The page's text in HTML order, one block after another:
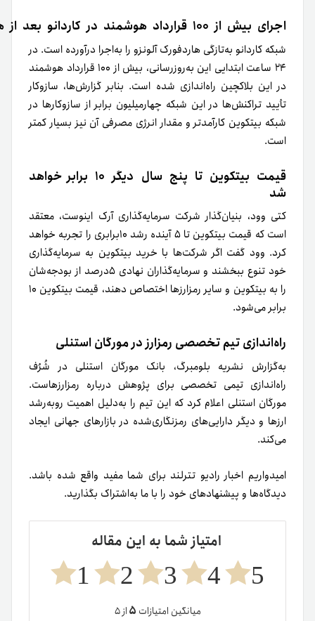
اجرای بیش از ۱۰۰ قرارداد هوشمند در کاردانو بعد از
شبکه کاردانو به‌تازگی هاردفورک آلونزو را به‌اجرا درآورده است. در
۲۴ ساعت ابتدایی این به‌روزرسانی، بیش از ۱۰۰ قرارداد هوشمند
در این بلاکچین راه‌اندازی شده است. بنابر گزارش‌ها، سازوکار
تأیید تراکنش‌ها در این شبکه چهارمیلیون برابر از سازوکارها در
شبکه بیتکوین کارآمدتر و مقدار انرژی مصرفی آن نیز بسیار کمتر
است.
قیمت بیتکوین تا پنج سال دیگر ۱۰ برابر خواهد
شد
کتی وود، بنیان‌گذار شرکت سرمایه‌گذاری آرک اینوست، معتقد
است که قیمت بیتکوین تا ۵ آینده رشد ۱۰برابری را تجربه خواهد
کرد. وود گفت اگر شرکت‌ها با خرید بیتکوین به سرمایه‌گذاری
خود تنوع ببخشند و سرمایه‌گذاران نهادی ۵درصد از بودجه‌شان
را به بیتکوین و سایر رمزارزها اختصاص دهند، قیمت بیتکوین ۱۰
برابر می‌شود.
راه‌اندازی تیم تخصصی رمزارز در مورگان استنلی
به‌گزارش نشریه بلومبرگ، بانک مورگان استنلی در شُرُف
راه‌اندازی تیمی تخصصی برای پژوهش درباره رمزارزهاست.
مورگان استنلی اعلام کرد که این تیم را به‌دلیل اهمیت روبه‌رشد
ارزها و دیگر دارایی‌های رمزنگاری‌شده در بازارهای جهانی ایجاد
می‌کند.
امیدواریم اخبار رادیو تترلند برای شما مفید واقع شده باشد.
دیدگاه‌ها و پیشنهاد‌های خود را با ما به‌اشتراک بگذارید.
امتیاز شما به این مقاله
5
4
3
2
1
میانگین امتیازات ۵از ۵